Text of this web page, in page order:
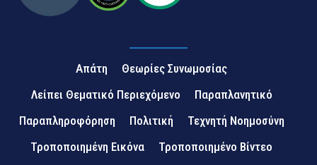
Απάτη
Θεωρίες Συνωμοσίας
Λείπει Θεματικό Περιεχόμενο
Παραπλανητικό
Παραπληροφόρηση
Πολιτική
Τεχνητή Νοημοσύνη
Τροποποιημένη Εικόνα
Τροποποιημένο Βίντεο